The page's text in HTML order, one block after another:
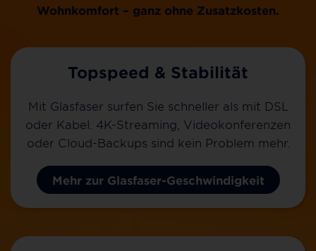
Wohnkomfort – ganz ohne Zusatzkosten.
Topspeed & Stabilität
Mit Glasfaser surfen Sie schneller als mit DSL
oder Kabel. 4K-Streaming, Videokonferenzen
oder Cloud-Backups sind kein Problem mehr.
Mehr zur Glasfaser-Geschwindigkeit